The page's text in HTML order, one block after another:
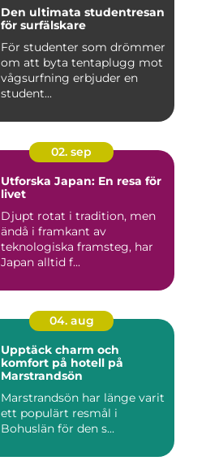
Den ultimata studentresan
för surfälskare
För studenter som drömmer
om att byta tentaplugg mot
vågsurfning erbjuder en
student...
02. sep
Utforska Japan: En resa för
livet
Djupt rotat i tradition, men
ändå i framkant av
teknologiska framsteg, har
Japan alltid f...
04. aug
Upptäck charm och
komfort på hotell på
Marstrandsön
Marstrandsön har länge varit
ett populärt resmål i
Bohuslän för den s...